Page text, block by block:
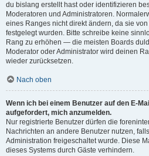
du bislang erstellt hast oder identifizieren
Moderatoren und Administratoren.
eines Ranges nicht direkt ändern, da sie
festgelegt wurden. Bitte schreibe keine
Rang zu erhöhen — die meisten Boards
Moderator oder Administrator wird deinen
wieder zurücksetzen.
Nach oben
Wenn ich bei einem Benutzer auf den E-
aufgefordert, mich anzumelden.
Nur registrierte Benutzer dürfen die
Nachrichten an andere Benutzer nutzen,
Administration freigeschaltet wurde. Diese
dieses Systems durch Gäste verhindern.